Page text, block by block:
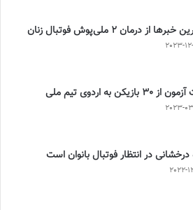
از درمان ۲ ملی‌پوش فوتبال زنان
2023-
بازیکن به اردوی تیم ملی
2023-
درخشانی در انتظار فوتبال بانوان است
2022-